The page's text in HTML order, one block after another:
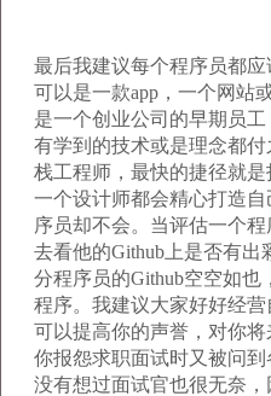
最后我建议每个程序员都
可以是一款app，一个网站
是一个创业公司的早期员
有学到的技术或是理念都
栈工程师，最快的捷径就
一个设计师都会精心打造
序员却不会。当评估一个
去看他的Github上是否有
分程序员的Github空空如
程序。我建议大家好好经
可以提高你的声誉，对你
你报怨求职面试时又被问
没有想过面试官也很无奈